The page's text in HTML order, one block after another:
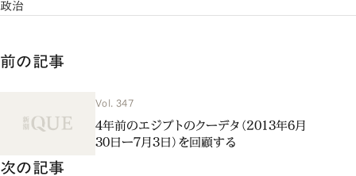
政治
前の記事
Vol. 347
4年前のエジプトのクーデタ（2013年6月
30日ー7月3日）を回顧する
次の記事